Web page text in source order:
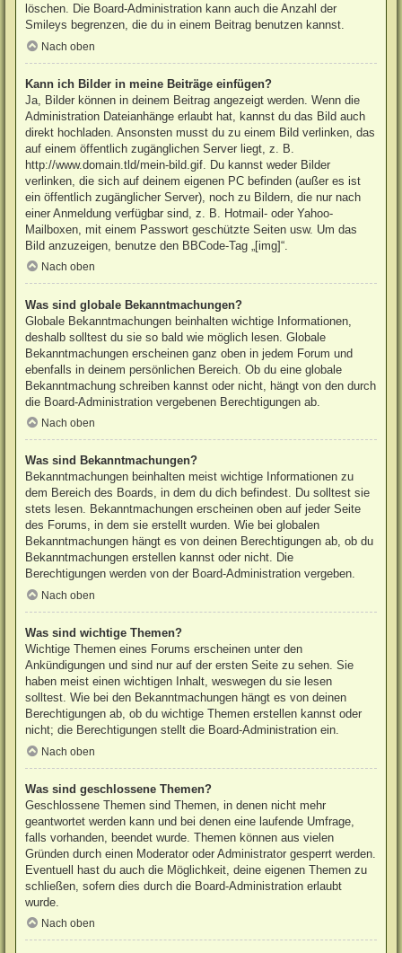
löschen. Die Board-Administration kann auch die Anzahl der
Smileys begrenzen, die du in einem Beitrag benutzen kannst.
Nach oben
Kann ich Bilder in meine Beiträge einfügen?
Ja, Bilder können in deinem Beitrag angezeigt werden. Wenn die
Administration Dateianhänge erlaubt hat, kannst du das Bild auch
direkt hochladen. Ansonsten musst du zu einem Bild verlinken, das
auf einem öffentlich zugänglichen Server liegt, z. B.
http://www.domain.tld/mein-bild.gif. Du kannst weder Bilder
verlinken, die sich auf deinem eigenen PC befinden (außer es ist
ein öffentlich zugänglicher Server), noch zu Bildern, die nur nach
einer Anmeldung verfügbar sind, z. B. Hotmail- oder Yahoo-
Mailboxen, mit einem Passwort geschützte Seiten usw. Um das
Bild anzuzeigen, benutze den BBCode-Tag „[img]“.
Nach oben
Was sind globale Bekanntmachungen?
Globale Bekanntmachungen beinhalten wichtige Informationen,
deshalb solltest du sie so bald wie möglich lesen. Globale
Bekanntmachungen erscheinen ganz oben in jedem Forum und
ebenfalls in deinem persönlichen Bereich. Ob du eine globale
Bekanntmachung schreiben kannst oder nicht, hängt von den durch
die Board-Administration vergebenen Berechtigungen ab.
Nach oben
Was sind Bekanntmachungen?
Bekanntmachungen beinhalten meist wichtige Informationen zu
dem Bereich des Boards, in dem du dich befindest. Du solltest sie
stets lesen. Bekanntmachungen erscheinen oben auf jeder Seite
des Forums, in dem sie erstellt wurden. Wie bei globalen
Bekanntmachungen hängt es von deinen Berechtigungen ab, ob du
Bekanntmachungen erstellen kannst oder nicht. Die
Berechtigungen werden von der Board-Administration vergeben.
Nach oben
Was sind wichtige Themen?
Wichtige Themen eines Forums erscheinen unter den
Ankündigungen und sind nur auf der ersten Seite zu sehen. Sie
haben meist einen wichtigen Inhalt, weswegen du sie lesen
solltest. Wie bei den Bekanntmachungen hängt es von deinen
Berechtigungen ab, ob du wichtige Themen erstellen kannst oder
nicht; die Berechtigungen stellt die Board-Administration ein.
Nach oben
Was sind geschlossene Themen?
Geschlossene Themen sind Themen, in denen nicht mehr
geantwortet werden kann und bei denen eine laufende Umfrage,
falls vorhanden, beendet wurde. Themen können aus vielen
Gründen durch einen Moderator oder Administrator gesperrt werden.
Eventuell hast du auch die Möglichkeit, deine eigenen Themen zu
schließen, sofern dies durch die Board-Administration erlaubt
wurde.
Nach oben